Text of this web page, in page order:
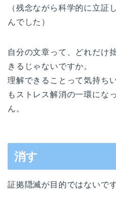
（残念ながら科学的に立証
んでした）
自分の文章って、どれだけ
きるじゃないですか。
理解できることって気持ち
もストレス解消の一環にな
ん。
消す
証拠隠滅が目的ではないです